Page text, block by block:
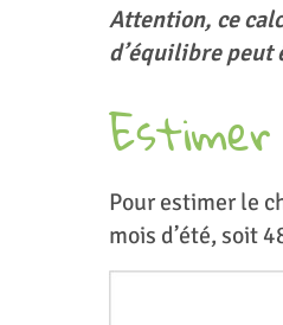
Attention, ce
d’équilibre peut
Pour estimer le
mois d’été, soit